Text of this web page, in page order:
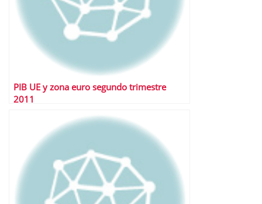
PIB UE y zona euro segundo trimestre
2011